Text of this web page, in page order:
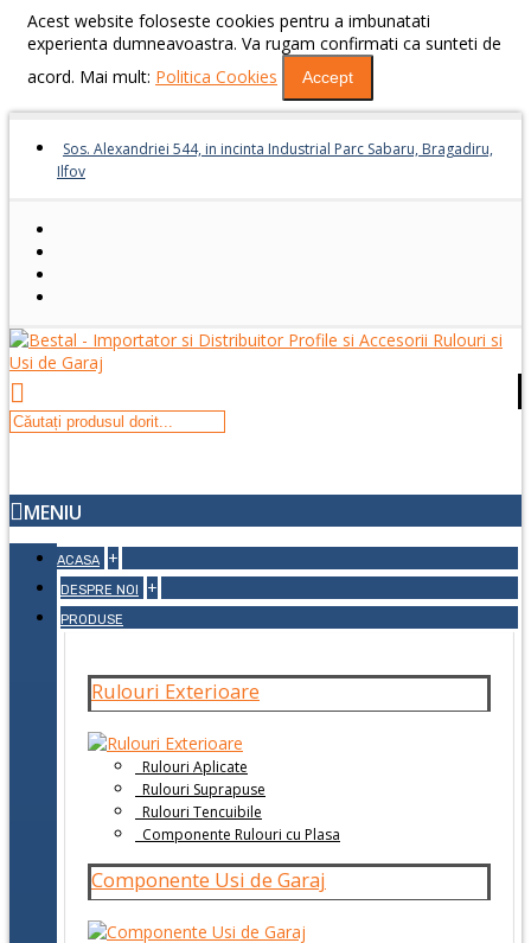
Acest website foloseste cookies pentru a imbunatati
experienta dumneavoastra. Va rugam confirmati ca sunteti de
acord. Mai mult: Politica Cookies Accept
Sos. Alexandriei 544, in incinta Industrial Parc Sabaru, Bragadiru,
Ilfov
MENIU
ACASA +
DESPRE NOI +
PRODUSE
Rulouri Exterioare
Rulouri Aplicate
Rulouri Suprapuse
Rulouri Tencuibile
Componente Rulouri cu Plasa
Componente Usi de Garaj